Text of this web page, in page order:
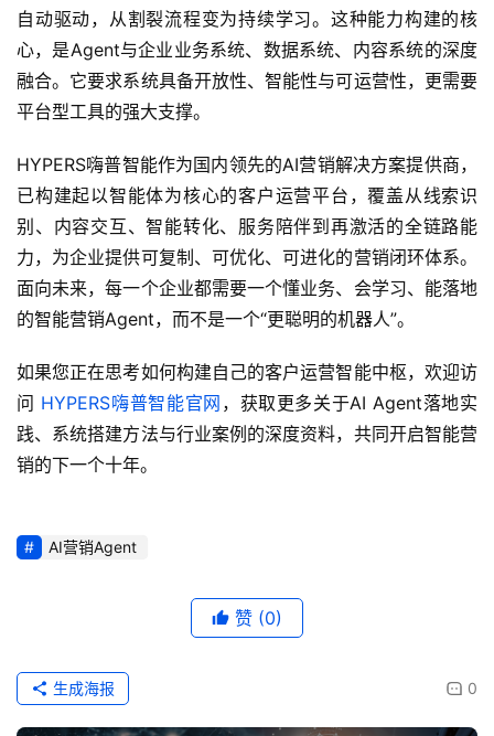
自动驱动，从割裂流程变为持续学习。这种能力构建的核
心，是Agent与企业业务系统、数据系统、内容系统的深度
融合。它要求系统具备开放性、智能性与可运营性，更需要
平台型工具的强大支撑。
HYPERS嗨普智能作为国内领先的AI营销解决方案提供商，
已构建起以智能体为核心的客户运营平台，覆盖从线索识
别、内容交互、智能转化、服务陪伴到再激活的全链路能
力，为企业提供可复制、可优化、可进化的营销闭环体系。
面向未来，每一个企业都需要一个懂业务、会学习、能落地
的智能营销Agent，而不是一个“更聪明的机器人”。
如果您正在思考如何构建自己的客户运营智能中枢，欢迎访
问 HYPERS嗨普智能官网 ，获取更多关于AI Agent落地实
践、系统搭建方法与行业案例的深度资料，共同开启智能营
销的下一个十年。
AI营销Agent
赞 (0)
0
生成海报